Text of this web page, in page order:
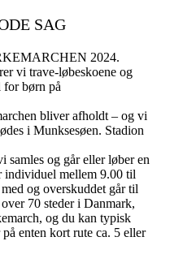
SAG
2024.
vi trave-løbeskoene og
for børn på
bliver afholdt – og vi
i Munksesøen. Stadion
samles og går eller løber en
mellem 9.00 til
og overskuddet går til
70 steder i Danmark,
og du kan typisk
enten kort rute ca. 5 eller